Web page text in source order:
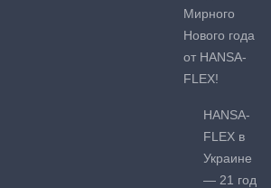
Мирного
Нового года
от HANSA-
FLEX!
HANSA-
FLEX в
Украине
— 21 год